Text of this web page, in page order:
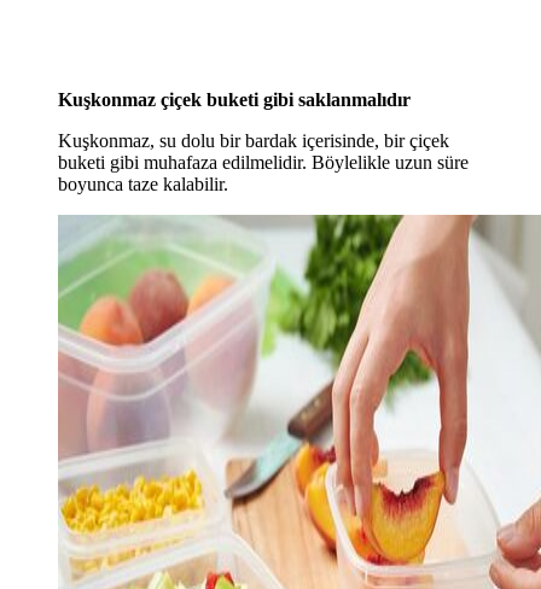
Kuşkonmaz çiçek buketi gibi saklanmalıdır
Kuşkonmaz, su dolu bir bardak içerisinde, bir çiçek
buketi gibi muhafaza edilmelidir. Böylelikle uzun süre
boyunca taze kalabilir.